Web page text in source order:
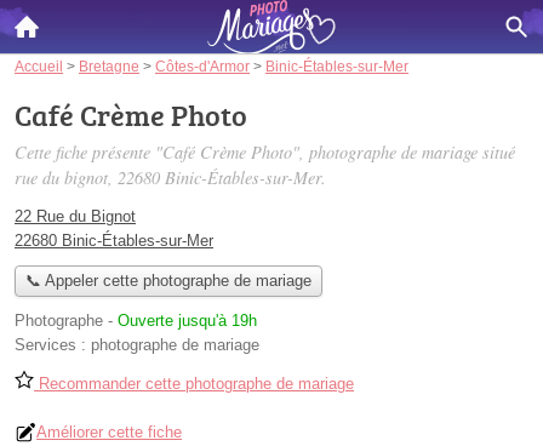
Accueil > Bretagne > Côtes-d'Armor > Binic-Étables-sur-Mer
Café Crème Photo
Cette fiche présente "Café Crème Photo", photographe de mariage situé
rue du bignot, 22680 Binic-Étables-sur-Mer.
22 Rue du Bignot
22680 Binic-Étables-sur-Mer
📞 Appeler cette photographe de mariage
Photographe - Ouverte jusqu'à 19h
Services : photographe de mariage
Recommander cette photographe de mariage
Améliorer cette fiche